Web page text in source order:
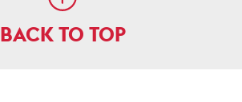
BACK TO TOP